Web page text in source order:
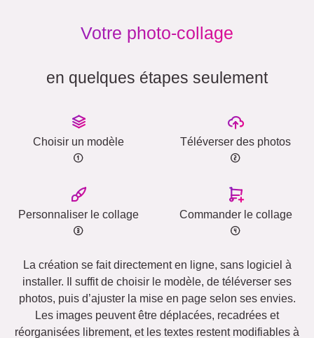
Votre photo-collage
en quelques étapes seulement
Choisir un modèle Téléverser des photos
Personnaliser le collage Commander le collage
La création se fait directement en ligne, sans logiciel à
installer. Il suffit de choisir le modèle, de téléverser ses
photos, puis d’ajuster la mise en page selon ses envies.
Les images peuvent être déplacées, recadrées et
réorganisées librement, et les textes restent modifiables à